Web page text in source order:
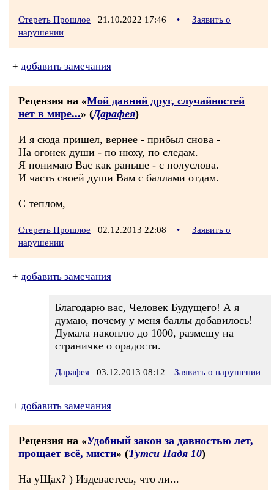
Стереть Прошлое 21.10.2022 17:46 •
Заявить о
нарушении
+ добавить замечания
Рецензия на «Мой давний друг, случайностей
нет в мире...» (Дарафея)
И я сюда пришел, вернее - прибыл снова -
На огонек души - по нюху, по следам.
Я понимаю Вас как раньше - с полуслова.
И часть своей души Вам с баллами отдам.
С теплом,
Стереть Прошлое 02.12.2013 22:08 •
Заявить о
нарушении
+ добавить замечания
Благодарю вас, Человек Будущего! А я
думаю, почему у меня баллы добавилось!
Думала накоплю до 1000, размещу на
страничке о орадости.
Дарафея 03.12.2013 08:12 Заявить о нарушении
+ добавить замечания
Рецензия на «Удобный закон за давностью лет,
прощает всё, мисти» (Тутси Надя 10)
На уЩах? ) Издеваетесь, что ли...